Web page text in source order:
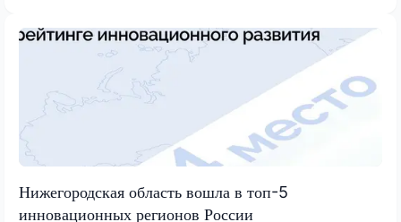
Нижегородская область вошла в топ-5
инновационных регионов России